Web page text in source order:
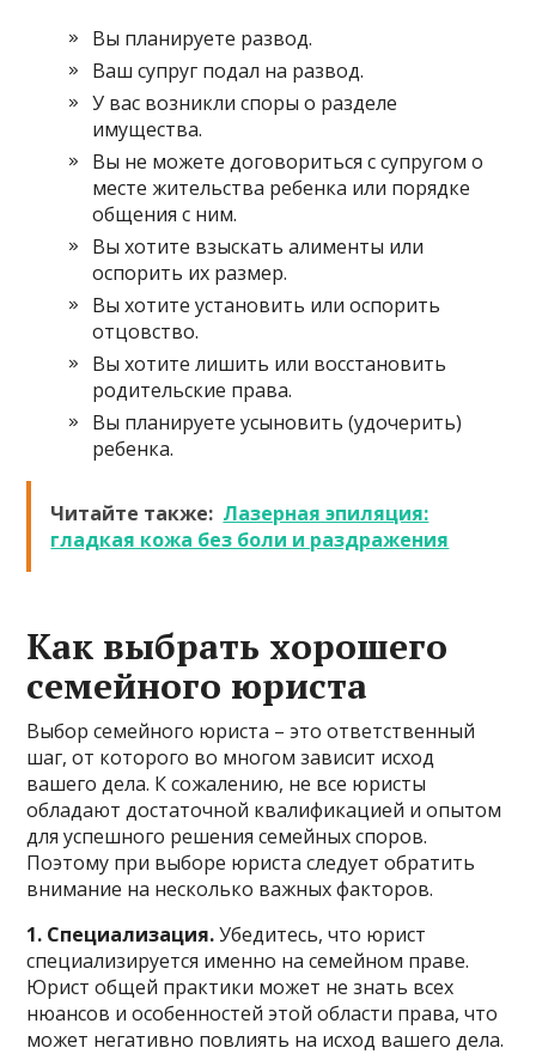
Вы планируете развод.
Ваш супруг подал на развод.
У вас возникли споры о разделе
имущества.
Вы не можете договориться с супругом о
месте жительства ребенка или порядке
общения с ним.
Вы хотите взыскать алименты или
оспорить их размер.
Вы хотите установить или оспорить
отцовство.
Вы хотите лишить или восстановить
родительские права.
Вы планируете усыновить (удочерить)
ребенка.
Читайте также: Лазерная эпиляция:
гладкая кожа без боли и раздражения
Как выбрать хорошего
семейного юриста
Выбор семейного юриста – это ответственный
шаг, от которого во многом зависит исход
вашего дела. К сожалению, не все юристы
обладают достаточной квалификацией и опытом
для успешного решения семейных споров.
Поэтому при выборе юриста следует обратить
внимание на несколько важных факторов.
1. Специализация.Убедитесь, что юрист
специализируется именно на семейном праве.
Юрист общей практики может не знать всех
нюансов и особенностей этой области права, что
может негативно повлиять на исход вашего дела.